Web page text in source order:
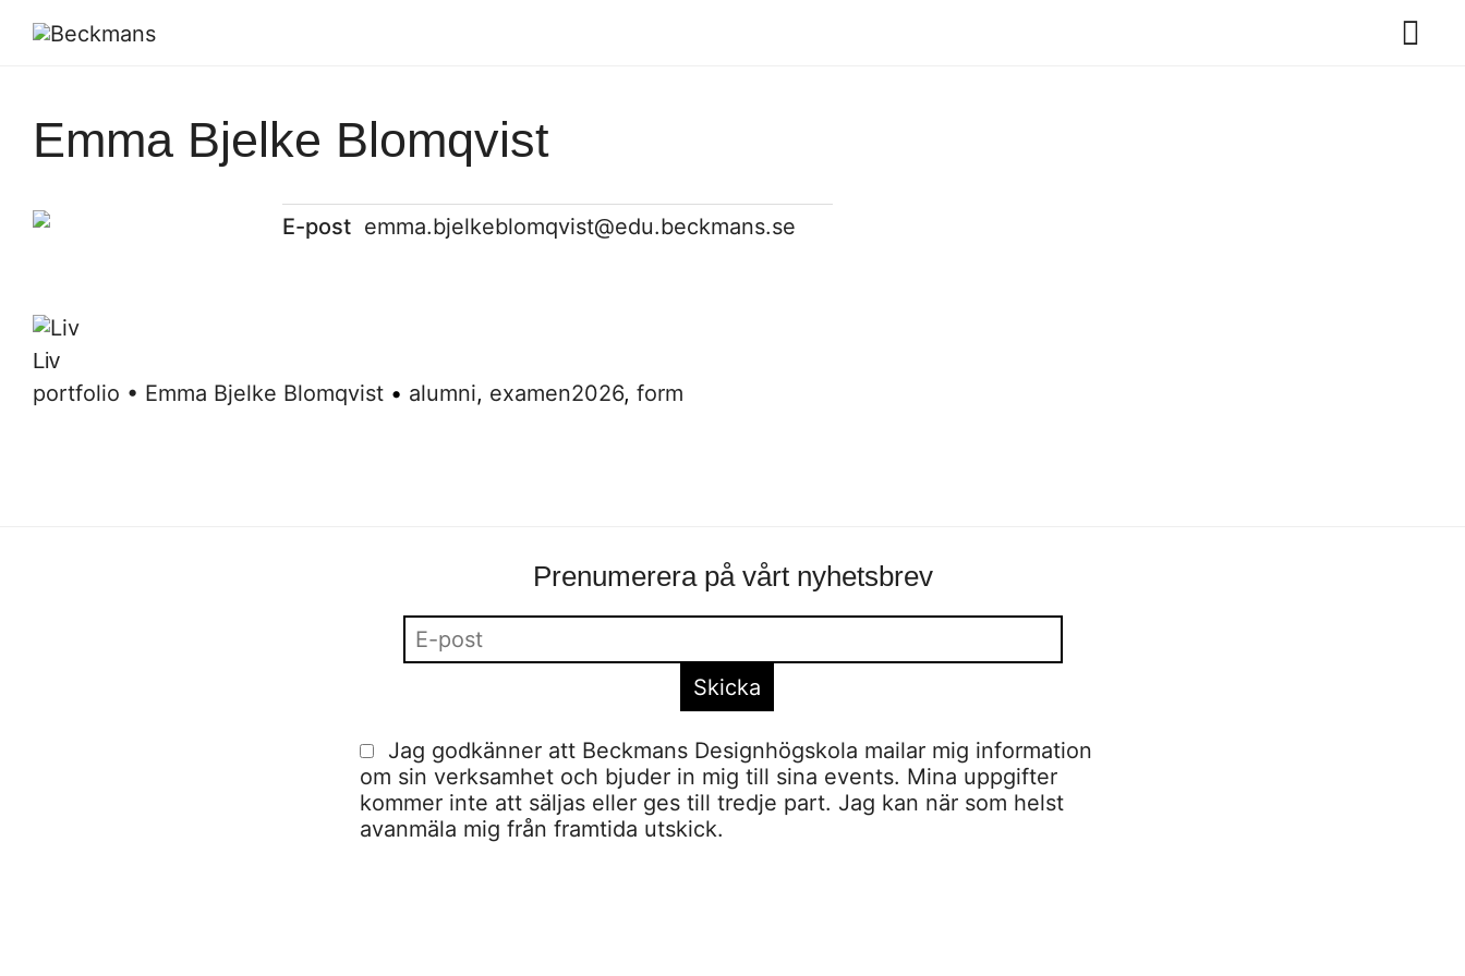
Emma Bjelke Blomqvist
E-post emma.bjelkeblomqvist@edu.beckmans.se
Liv
portfolio • Emma Bjelke Blomqvist • alumni, examen2026, form
Prenumerera på vårt nyhetsbrev
Jag godkänner att Beckmans Designhögskola mailar mig information
om sin verksamhet och bjuder in mig till sina events. Mina uppgifter
kommer inte att säljas eller ges till tredje part. Jag kan när som helst
avanmäla mig från framtida utskick.